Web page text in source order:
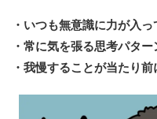
・いつも無意識に力が入
・常に気を張る思考パタ
・我慢することが当たり